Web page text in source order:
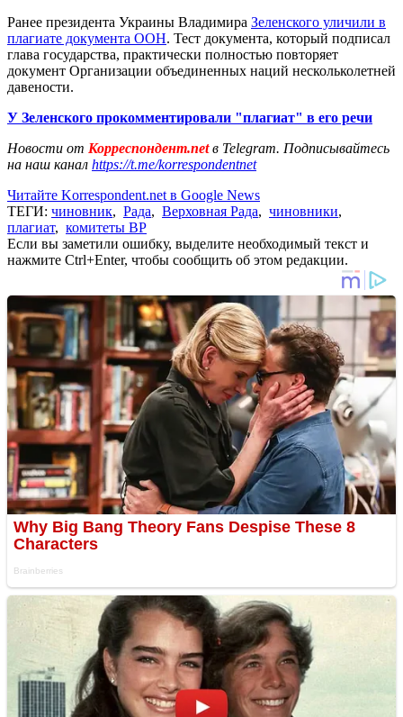
Ранее президента Украины Владимира Зеленского уличили в
плагиате документа ООН. Тест документа, который подписал
глава государства, практически полностью повторяет
документ Организации объединенных наций нескольколетней
давености.
У Зеленского прокомментировали "плагиат" в его речи
Новости от Корреспондент.netв Telegram. Подписывайтесь
на наш канал https://t.me/korrespondentnet
Читайте Korrespondent.net в Google News
ТЕГИ: чиновник, Рада, Верховная Рада, чиновники,
плагиат, комитеты ВР
Если вы заметили ошибку, выделите необходимый текст и
нажмите Ctrl+Enter, чтобы сообщить об этом редакции.